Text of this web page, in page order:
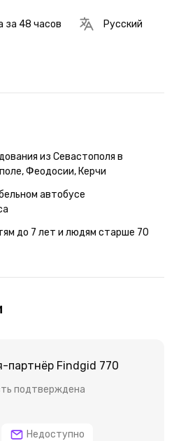
за 48 часов Русский
из Севастополя в
Феодосии, Керчи
автобусе
до 7 лет и людям старше 70
партнёр Findgid 770
подтверждена
Недоступно